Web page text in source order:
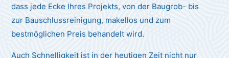
dass jede Ecke Ihres Projekts, von der Baugrob- bis
zur Bauschlussreinigung, makellos und zum
bestmöglichen Preis behandelt wird.
Auch Schnelligkeit ist in der heutigen Zeit nicht nur